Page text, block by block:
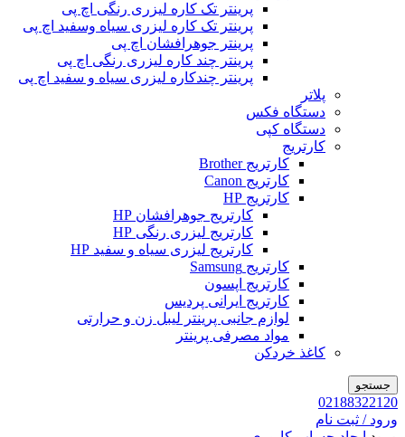
پرینتر تک کاره لیزری رنگی اچ پی
پرینتر تک کاره لیزری سیاه وسفید اچ پی
پرینتر جوهرافشان اچ پی
پرینتر چند کاره لیزری رنگی اچ پی
پرینتر چندکاره لیزری سیاه و سفید اچ پی
پلاتر
دستگاه فکس
دستگاه کپی
کارتریج
کارتریج Brother
کارتریج Canon
کارتریج HP
کارتریج جوهرافشان HP
کارتریج لیزری رنگی HP
کارتریج لیزری سیاه و سفید HP
کارتریج Samsung
کارتریج اپسون
کارتریج ایرانی پردیس
لوازم جانبی پرینتر لیبل زن و حرارتی
مواد مصرفی پرینتر
کاغذ خردکن
جستجو
02188322120
ورود / ثبت نام